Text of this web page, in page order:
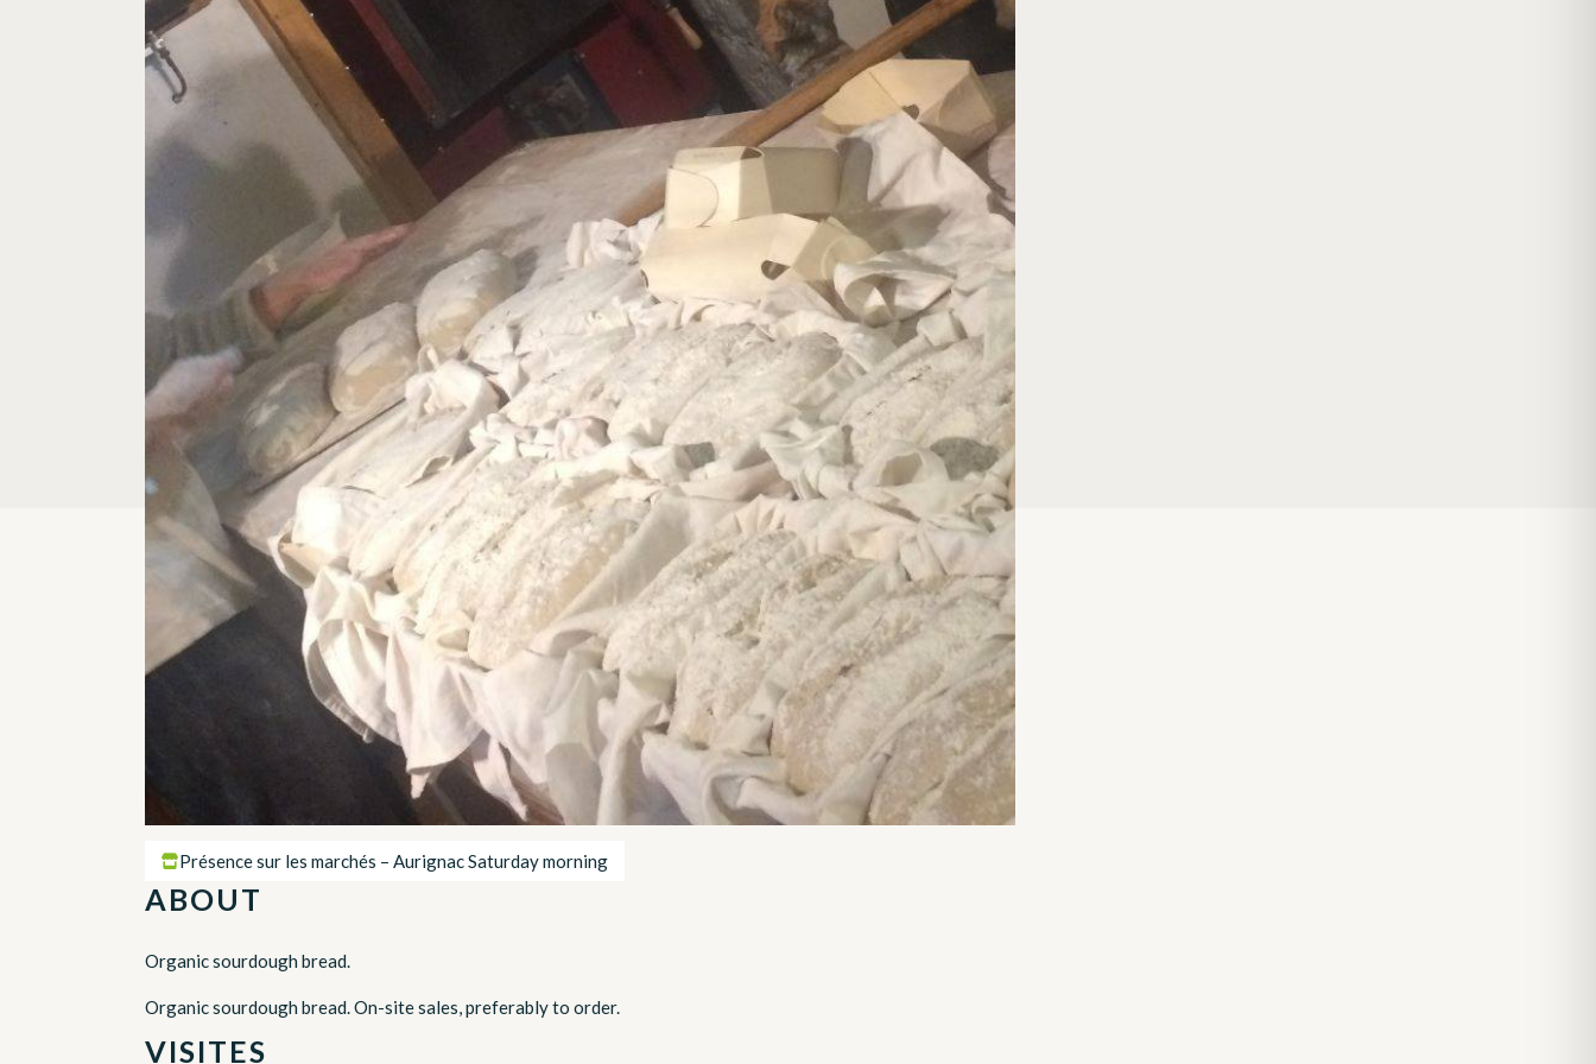
Présence sur les marchés – Aurignac Saturday morning
ABOUT
Organic sourdough bread.
Organic sourdough bread. On-site sales, preferably to order.
VISITES